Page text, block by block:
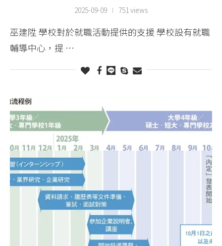
2025-09-09 751 views
巫建陞 學校對於就職活動提供的支援 學校設有就職
輔導中心，提 …